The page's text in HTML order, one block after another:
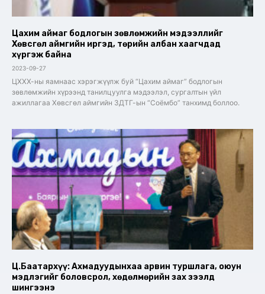
Цахим аймаг бодлогын зөвлөмжийн мэдээллийг
Хөвсгөл аймгийн иргэд, төрийн албан хаагчдад
хүргэж байна
2023-09-27
ЦХХХ-ны яамнаас хэрэгжүүлж буй “Цахим аймаг” бодлогын
зөвлөмжийн хүрээнд танилцуулга мэдээлэл, сургалтын үйл
ажиллагаа Хөвсгөл аймгийн ЗДТГ-ын “Соёмбо” танхимд боллоо.
Ц.Баатархүү: Ахмадуудынхаа арвин туршлага, оюун
мэдлэгийг боловсрол, хөдөлмөрийн зах зээлд
шингээнэ